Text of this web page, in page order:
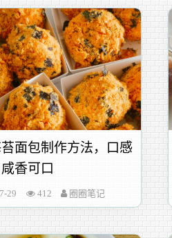
面包制作方法，口感
香可口
29 412 圈圈笔记